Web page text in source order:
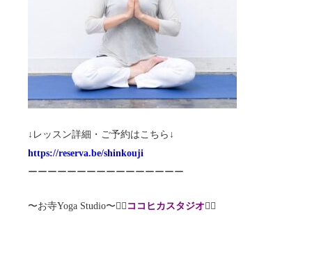
↓レッスン詳細・ご予約はこちら↓
https://reserva.be/shinkouji
ーーーーーーーーーーーーーーーー
〜お寺Yoga Studio〜🧘‍♀️ ココヒカスタジオ 🧘‍♂️